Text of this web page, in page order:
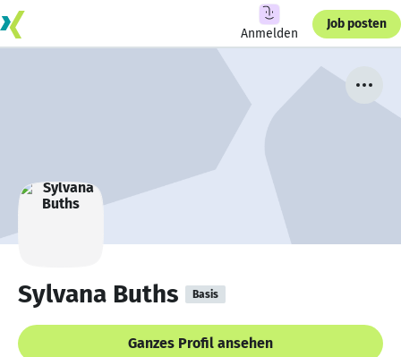
Anmelden
Job posten
Sylvana Buths Basis
Ganzes Profil ansehen